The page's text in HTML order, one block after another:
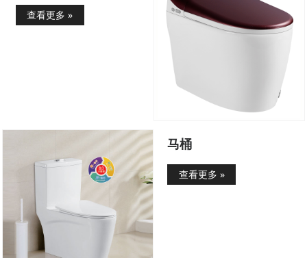
查看更多 »
马桶
查看更多 »